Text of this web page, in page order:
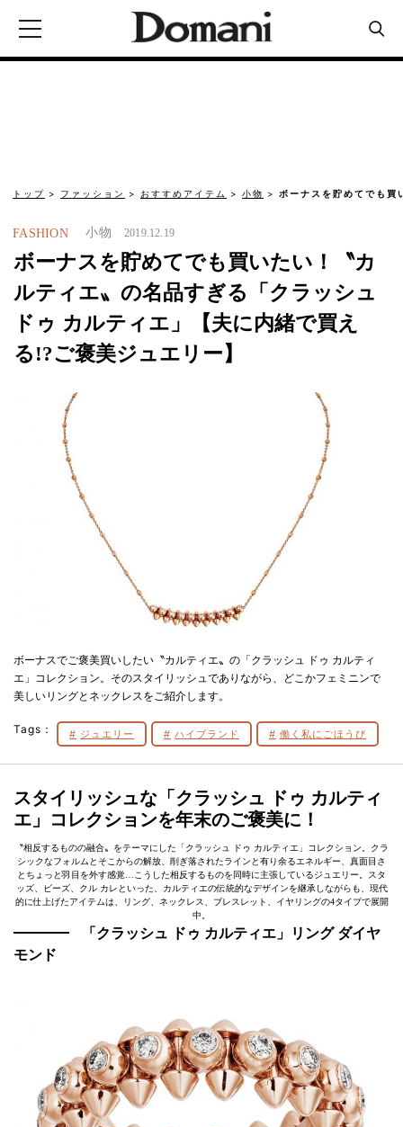
トップ ファッション おすすめアイテム 小物 ボーナスを貯めてでも
FASHION 小物 2019.12.19
ボーナスを貯めてでも買いたい！〝カ
ルティエ〟の名品すぎる「クラッシュ
ドゥ カルティエ」【夫に内緒で買え
る!?ご褒美ジュエリー】
ボーナスでご褒美買いしたい〝カルティエ〟の「クラッシュ ドゥ カルティ
エ」コレクション。そのスタイリッシュでありながら、どこかフェミニンで
美しいリングとネックレスをご紹介します。
Tags： ジュエリー ハイブランド 働く私にごほうび
スタイリッシュな「クラッシュ ドゥ カルティ
エ」コレクションを年末のご褒美に！
〝相反するものの融合〟をテーマにした「クラッシュ ドゥ カルティエ」コレクション。クラ
シックなフォルムとそこからの解放、削ぎ落されたラインと有り余るエネルギー、真面目さ
とちょっと羽目を外す感覚…こうした相反するものを同時に主張しているジュエリー。スタ
ッズ、ビーズ、クル カレといった、カルティエの伝統的なデザインを継承しながらも、現代
的に仕上げたアイテムは、リング、ネックレス、ブレスレット、イヤリングの4タイプで展開
中。
「クラッシュ ドゥ カルティエ」リング ダイヤ
モンド